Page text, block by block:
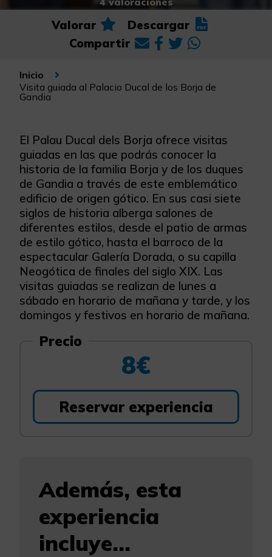
Valorar
Descargar
Compartir
Inicio
Visita guiada al Palacio Ducal de los Borja de
Gandia
El Palau Ducal dels Borja ofrece visitas
guiadas en las que podrás conocer la
historia de la familia Borja y de los duques
de Gandia a través de este emblemático
edificio de origen gótico. En sus casi siete
siglos de historia alberga salones de
diferentes estilos, desde el patio de armas
de estilo gótico, hasta el barroco de la
espectacular Galería Dorada, o su capilla
Neogótica de finales del siglo XIX. Las
visitas guiadas se realizan de lunes a
sábado en horario de mañana y tarde, y los
domingos y festivos en horario de mañana.
Precio
8€
Reservar experiencia
Además, esta
experiencia
incluye...